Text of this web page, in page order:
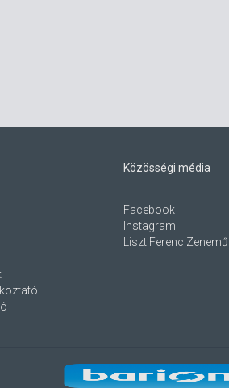
Közösségi média
Facebook
Instagram
Liszt Ferenc